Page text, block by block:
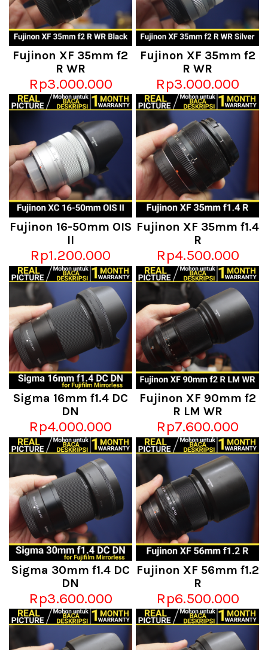
Fujinon XF 35mm f2
R WR
Rp3.000.000
Fujinon XF 35mm f2
R WR
Rp3.000.000
Fujinon 16-50mm OIS
II
Rp1.200.000
Fujinon XF 35mm f1.4
R
Rp4.500.000
Sigma 16mm f1.4 DC
DN
Rp4.000.000
Fujinon XF 90mm f2
R LM WR
Rp7.600.000
Sigma 30mm f1.4 DC
DN
Rp3.600.000
Fujinon XF 56mm f1.2
R
Rp6.500.000